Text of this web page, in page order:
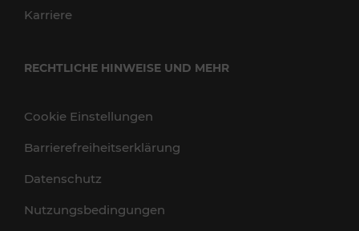
Karriere
RECHTLICHE HINWEISE UND MEHR
Cookie Einstellungen
Barrierefreiheitserklärung
Datenschutz
Nutzungsbedingungen